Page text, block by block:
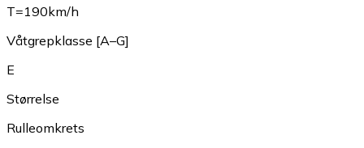
T=190km/h
Våtgrepklasse [A–G]
E
Størrelse
Rulleomkrets